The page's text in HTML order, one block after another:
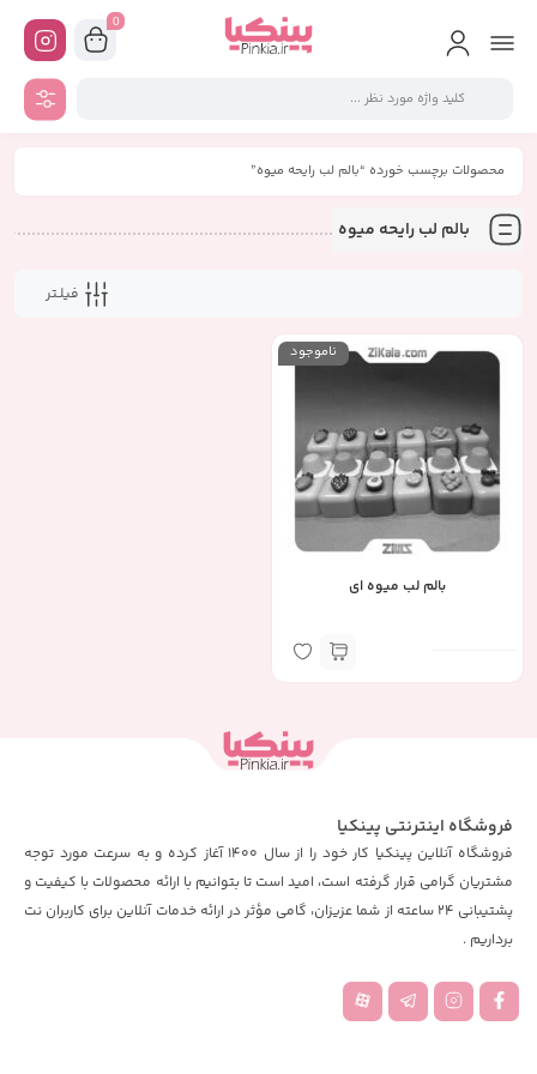
0
محصولات برچسب خورده “بالم لب رایحه میوه”
بالم لب رایحه میوه
فیلـتر
ناموجود
بالم لب میوه ای
فروشگاه اینترنتی پینکیا
فروشگاه آنلاین پینکیا کار خود را از سال 1400 آغاز کرده و به سرعت مورد توجه
مشتریان گرامی قرار گرفته است، امید است تا بتوانیم با ارائه محصولات با کیفیت و
پشتیبانی 24 ساعته از شما عزیزان، گامی مؤثر در ارائه خدمات آنلاین برای کاربران نت
برداریم .